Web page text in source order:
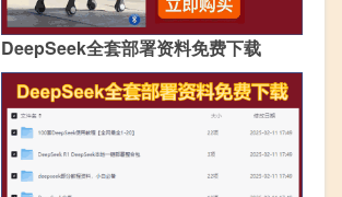
DeepSeek全套部署资料免费下载